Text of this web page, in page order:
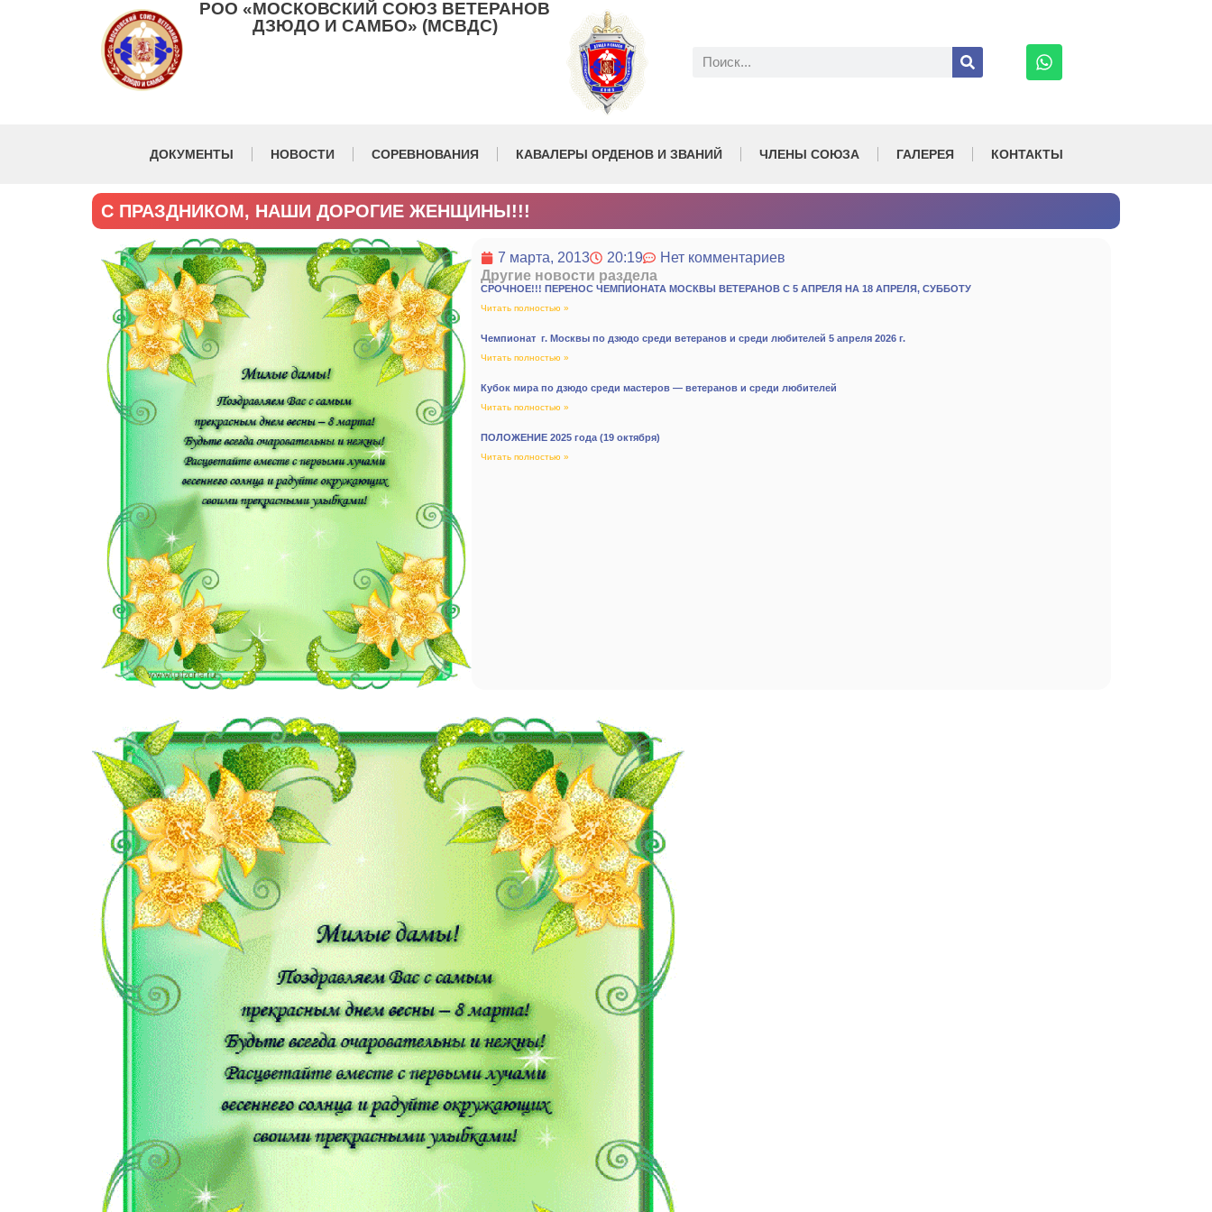
РОО «МОСКОВСКИЙ СОЮЗ ВЕТЕРАНОВ
ДЗЮДО И САМБО» (МСВДС)
ДОКУМЕНТЫ НОВОСТИ СОРЕВНОВАНИЯ КАВАЛЕРЫ ОРДЕНОВ И ЗВАНИЙ ЧЛЕНЫ СОЮЗА ГАЛЕРЕЯ КОНТАКТЫ
С ПРАЗДНИКОМ, НАШИ ДОРОГИЕ ЖЕНЩИНЫ!!!
7 марта, 2013 20:19
Нет комментариев
Другие новости раздела
СРОЧНОЕ!!! ПЕРЕНОС ЧЕМПИОНАТА МОСКВЫ ВЕТЕРАНОВ С 5 АПРЕЛЯ НА 18 АПРЕЛЯ, СУББОТУ
Читать полностью »
Чемпионат г. Москвы по дзюдо среди ветеранов и среди любителей 5 апреля 2026 г.
Читать полностью »
Кубок мира по дзюдо среди мастеров — ветеранов и среди любителей
Читать полностью »
ПОЛОЖЕНИЕ 2025 года (19 октября)
Читать полностью »